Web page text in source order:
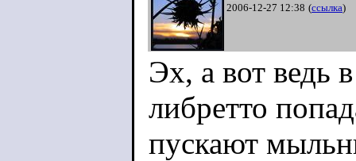
2006-12-27 12:38 (ссылка)
Эх, а вот ведь
либретто
пускают